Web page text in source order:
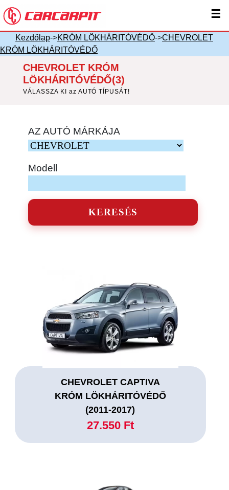
☰
Kezdőlap->KRÓM LÖKHÁRITÓVÉDŐ->CHEVROLET
KRÓM LÖKHÁRITÓVÉDŐ
CHEVROLET KRÓM
LÖKHÁRITÓVÉDŐ(3)
VÁLASSZA KI az AUTÓ TÍPUSÁT!
AZ AUTÓ MÁRKÁJA
Modell
KERESÉS
CHEVROLET CAPTIVA
KRÓM LÖKHÁRITÓVÉDŐ
(2011-2017)
27.550 Ft